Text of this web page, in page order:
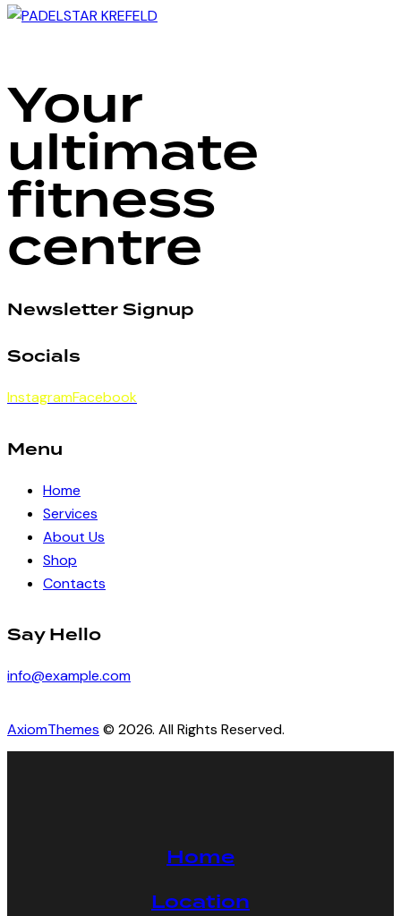
Your
ultimate
fitness
centre
Newsletter Signup
Socials
InstagramFacebook
Menu
Home
Services
About Us
Shop
Contacts
Say Hello
info@example.com
AxiomThemes © 2026. All Rights Reserved.
Home
Location